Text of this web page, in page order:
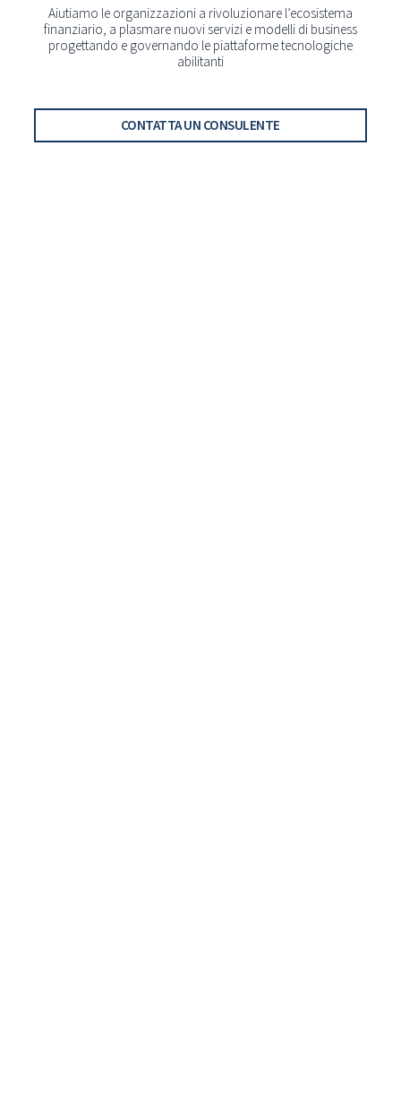
Aiutiamo le organizzazioni a rivoluzionare l’ecosistema
finanziario, a plasmare nuovi servizi e modelli di business
progettando e governando le piattaforme tecnologiche
abilitanti
CONTATTA UN CONSULENTE